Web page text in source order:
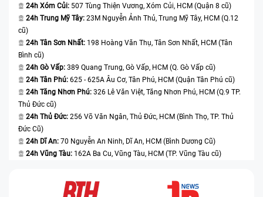
24h Xóm Củi: 507 Tùng Thiện Vương, Xóm Củi, HCM (Quận 8 cũ)
24h Trung Mỹ Tây: 23M Nguyễn Ảnh Thủ, Trung Mỹ Tây, HCM (Q.12
cũ)
24h Tân Sơn Nhất: 198 Hoàng Văn Thụ, Tân Sơn Nhất, HCM (Tân
Bình cũ)
24h Gò Vấp: 389 Quang Trung, Gò Vấp, HCM (Q. Gò Vấp cũ)
24h Tân Phú: 625 - 625A Âu Cơ, Tân Phú, HCM (Quận Tân Phú cũ)
24h Tăng Nhơn Phú: 326 Lê Văn Việt, Tăng Nhơn Phú, HCM (Q.9 TP.
Thủ Đức cũ)
24h Thủ Đức: 256 Võ Văn Ngân, Thủ Đức, HCM (Bình Thọ, TP. Thủ
Đức Cũ)
24h Dĩ An: 70 Nguyễn An Ninh, Dĩ An, HCM (Bình Dương Cũ)
24h Vũng Tàu: 162A Ba Cu, Vũng Tàu, HCM (TP. Vũng Tàu cũ)